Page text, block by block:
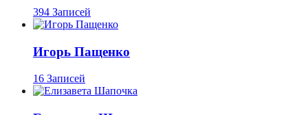
394 Записей
Игорь Пащенко
16 Записей